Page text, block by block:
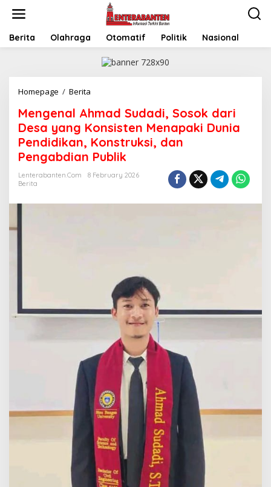
Berita Olahraga Otomatif Politik Nasional
Homepage / Berita
Sudadi,
Sosok
dari
Desa
yang
Menapaki
Mengenal Ahmad Sudadi, Sosok dari
Desa yang Konsisten Menapaki Dunia
Pendidikan, Konstruksi, dan
Pengabdian Publik
Lenterabanten.com
8 February 2026
Berita